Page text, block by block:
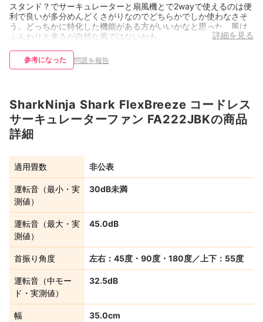
スタンド？でサーキュレーターと扇風機とで2wayで使えるのは便
利で良いが多分めんどくさがりなのでどちらかでしか使わなさそ
う。どっちかに特化した機能がある方がいいかなと思った。風は
ふんわりと来るが自然な風ではないかも。
詳細を見る
参考になった 問題を報告
SharkNinja Shark FlexBreeze コードレス
サーキュレーターファン FA222JBKの商品
詳細
適用畳数 非公表
運転音（最小・実
測値）
30dB未満
運転音（最大・実
測値）
45.0dB
首振り角度 左右：45度・90度・180度／上下：55度
運転音（中モー
ド・実測値）
32.5dB
幅 35.0cm